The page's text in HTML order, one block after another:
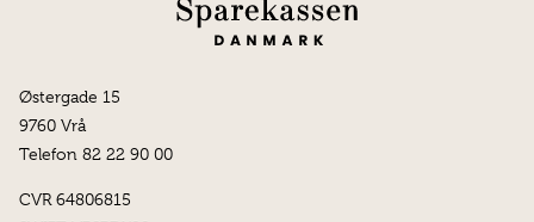
Østergade 15
9760 Vrå
Telefon 82 22 90 00
CVR 64806815